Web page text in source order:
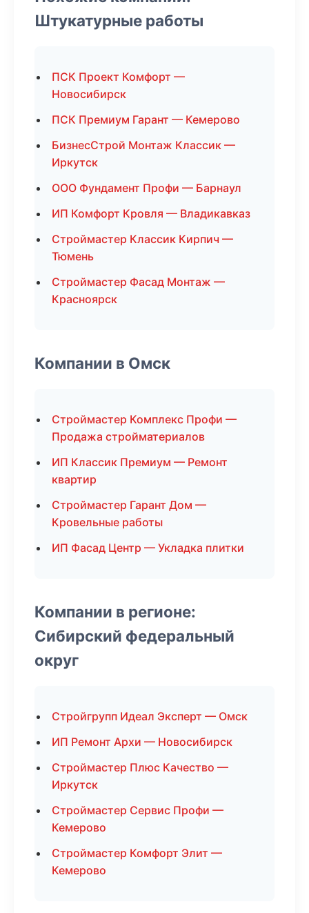
Штукатурные работы
ПСК Проект Комфорт —
Новосибирск
ПСК Премиум Гарант — Кемерово
БизнесСтрой Монтаж Классик —
Иркутск
ООО Фундамент Профи — Барнаул
ИП Комфорт Кровля — Владикавказ
Строймастер Классик Кирпич —
Тюмень
Строймастер Фасад Монтаж —
Красноярск
Компании в Омск
Строймастер Комплекс Профи —
Продажа стройматериалов
ИП Классик Премиум — Ремонт
квартир
Строймастер Гарант Дом —
Кровельные работы
ИП Фасад Центр — Укладка плитки
Компании в регионе:
Сибирский федеральный
округ
Стройгрупп Идеал Эксперт — Омск
ИП Ремонт Архи — Новосибирск
Строймастер Плюс Качество —
Иркутск
Строймастер Сервис Профи —
Кемерово
Строймастер Комфорт Элит —
Кемерово